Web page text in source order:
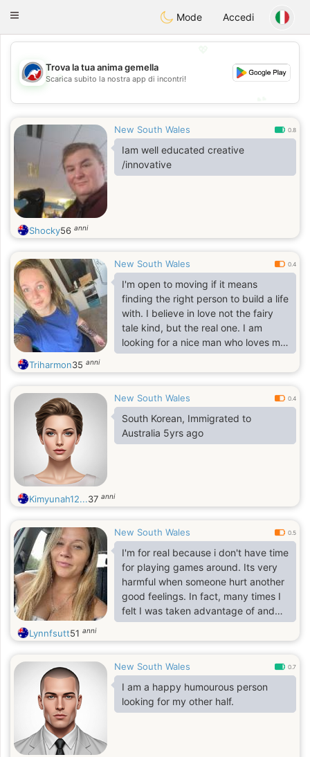
AustraliaChat
Toggle
Mode Accedi
💖
💕
Trova la tua anima gemella
Scarica subito la nostra app di incontri!
New South Wales 0.8
Iam well educated creative
/innovative
Shocky56 anni
New South Wales 0.4
I'm open to moving if it means
finding the right person to build a life
with. I believe in love not the fairy
tale kind, but the real one. I am
looking for a nice man who loves me,
and willing to share each great
moments with me, loves to devote
is to find someone who can share
life's little adventures with me and
grow together in love.
Triharmon35 anni
New South Wales 0.4
South Korean, Immigrated to
Australia 5yrs ago
Kimyunah12...37 anni
New South Wales 0.5
I'm for real because i don't have time
for playing games around. Its very
harmful when someone hurt another
good feelings. In fact, many times I
felt I was taken advantage of and
that hurts.
Lynnfsutt51 anni
New South Wales 0.7
I am a happy humourous person
looking for my other half.